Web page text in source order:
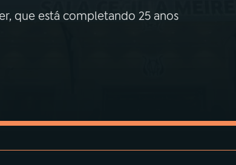
que está completando 25 anos